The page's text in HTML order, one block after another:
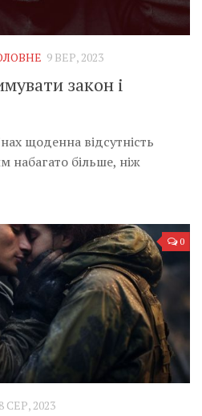
9 ВЕР, 2023
закон і
щоденна відсутність
набагато більше, ніж
0
СЕР, 2023